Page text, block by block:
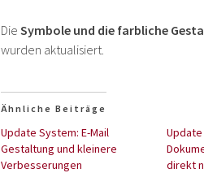
Die Symbole und die farbliche
wurden aktualisiert.
Ähnliche Beiträge
Update System: E-Mail
Gestaltung und kleinere
Verbesserungen
direkt